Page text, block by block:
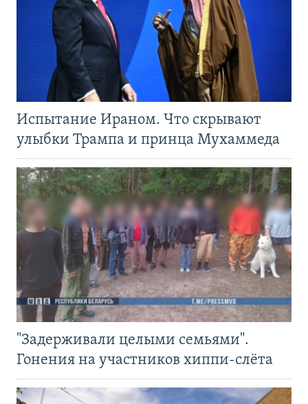
Испытание Ираном. Что скрывают
улыбки Трампа и принца Мухаммеда
"Задерживали целыми семьями".
Гонения на участников хиппи-слёта